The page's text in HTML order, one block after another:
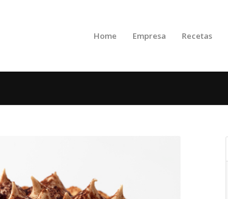
Home Empresa Recetas